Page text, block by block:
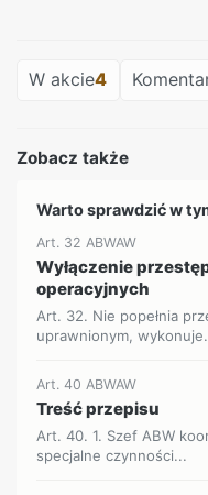
W akcie4
Zobacz także
Warto sprawdzić w
Art. 32 ABWAW
Wyłączenie
operacyjnych
Art. 32. Nie popełnia
uprawnionym,
Art. 40 ABWAW
Treść przepisu
Art. 40. 1. Szef ABW
specjalne czynności...